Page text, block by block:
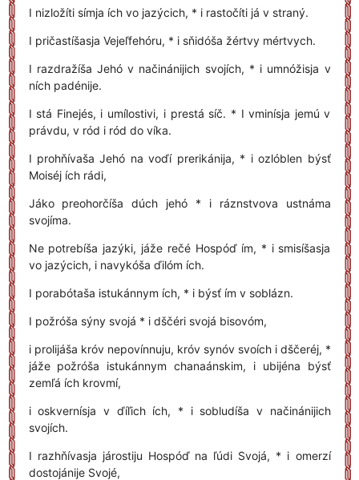
I nizložíti símja ích vo jazýcich, * i rastočíti já v straný.
I pričastíšasja Vejeľfehóru, * i sňidóša žértvy mértvych.
I razdražíša Jehó v načinánijich svojích, * i umnóžisja v
ních padénije.
I stá Finejés, i umílostivi, i prestá síč. * I vminísja jemú v
právdu, v ród i ród do víka.
I prohňívaša Jehó na voďí prerikánija, * i ozlóblen býsť
Moiséj ích rádi,
Jáko preohorčíša dúch jehó * i ráznstvova ustnáma
svojíma.
Ne potrebíša jazýki, jáže rečé Hospóď ím, * i smisíšasja
vo jazýcich, i navykóša ďilóm ích.
I porabótaša istukánnym ích, * i býsť ím v soblázn.
I požróša sýny svojá * i dščéri svojá bisovóm,
i prolijáša króv nepovínnuju, króv synóv svoích i dščeréj, *
jáže požróša istukánnym chanaánskim, i ubijéna býsť
zemľá ích krovmí,
i oskvernísja v ďíľich ích, * i sobludíša v načinánijich
svojích.
I razhňívasja járostiju Hospóď na ľúdi Svojá, * i omerzí
dostojánije Svojé,